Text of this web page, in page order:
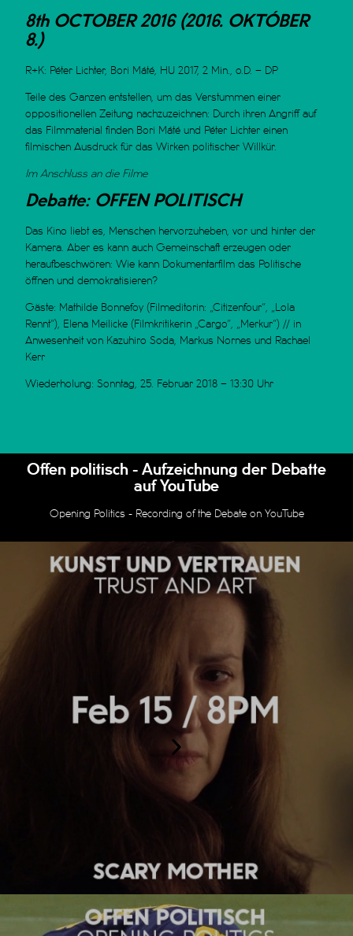
8th OCTOBER 2016 (2016. OKTÓBER
8.)
R+K: Péter Lichter, Bori Máté, HU 2017, 2 Min., o.D. – DP
Teile des Ganzen entstellen, um das Verstummen einer
oppositionellen Zeitung nachzuzeichnen: Durch ihren Angriff auf
das Filmmaterial finden Bori Máté und Péter Lichter einen
filmischen Ausdruck für das Wirken politischer Willkür.
Im Anschluss an die Filme
Debatte: OFFEN POLITISCH
Das Kino liebt es, Menschen hervorzuheben, vor und hinter der
Kamera. Aber es kann auch Gemeinschaft erzeugen oder
heraufbeschwören: Wie kann Dokumentarfilm das Politische
öffnen und demokratisieren?
Gäste: Mathilde Bonnefoy (Filmeditorin: „Citizenfour”, „Lola
Rennt”), Elena Meilicke (Filmkritikerin „Cargo”, „Merkur”) // in
Anwesenheit von Kazuhiro Soda, Markus Nornes und Rachael
Kerr
Wiederholung: Sonntag, 25. Februar 2018 – 13:30 Uhr
Offen politisch - Aufzeichnung der Debatte
auf YouTube
Opening Politics - Recording of the Debate on YouTube